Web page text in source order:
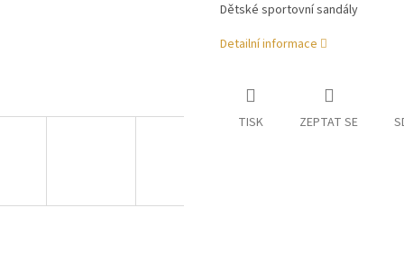
Dětské sportovní sandály
Detailní informace
TISK ZEPTAT SE